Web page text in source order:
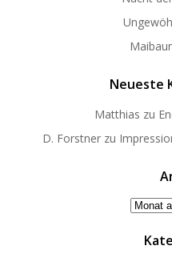
Neueste
Matthias zu
D. Forstner zu
Archiv